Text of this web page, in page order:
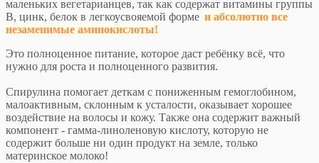
маленьких вегетарианцев, так как содержат витамины группы
В, цинк, белок в легкоусвояемой форме и абсолютно все
незаменимые аминокислоты!
Это полноценное питание, которое даст ребёнку всё, что
нужно для роста и полноценного развития.
Спирулина помогает деткам с пониженным гемоглобином,
малоактивным, склонным к усталости, оказывает хорошее
воздействие на волосы и кожу. Также она содержит важный
компонент - гамма-линоленовую кислоту, которую не
содержит больше ни один продукт на земле, только
материнское молоко!